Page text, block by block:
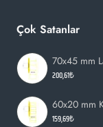
Çok Satanlar
70x45 mm
200,61₺
60x20 mm
159,69₺